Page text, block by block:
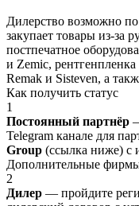
Дилерство возможно
закупает товары из-
постпечатное
и Zemic,
Remak и Sisteven, а
Как получить статус
1
Постоянный партнёр
Telegram канале для
Group (ссылка ниже) с
Дополнительные
2
Дилер — пройдите